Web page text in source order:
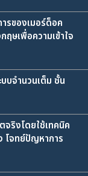
รของเมอร์ด็อค
ษเพื่อความเข้าใจ
บจำนวนเต็ม ชั้น
ริงโดยใช้เทคนิค
โจทย์ปัญหาการ